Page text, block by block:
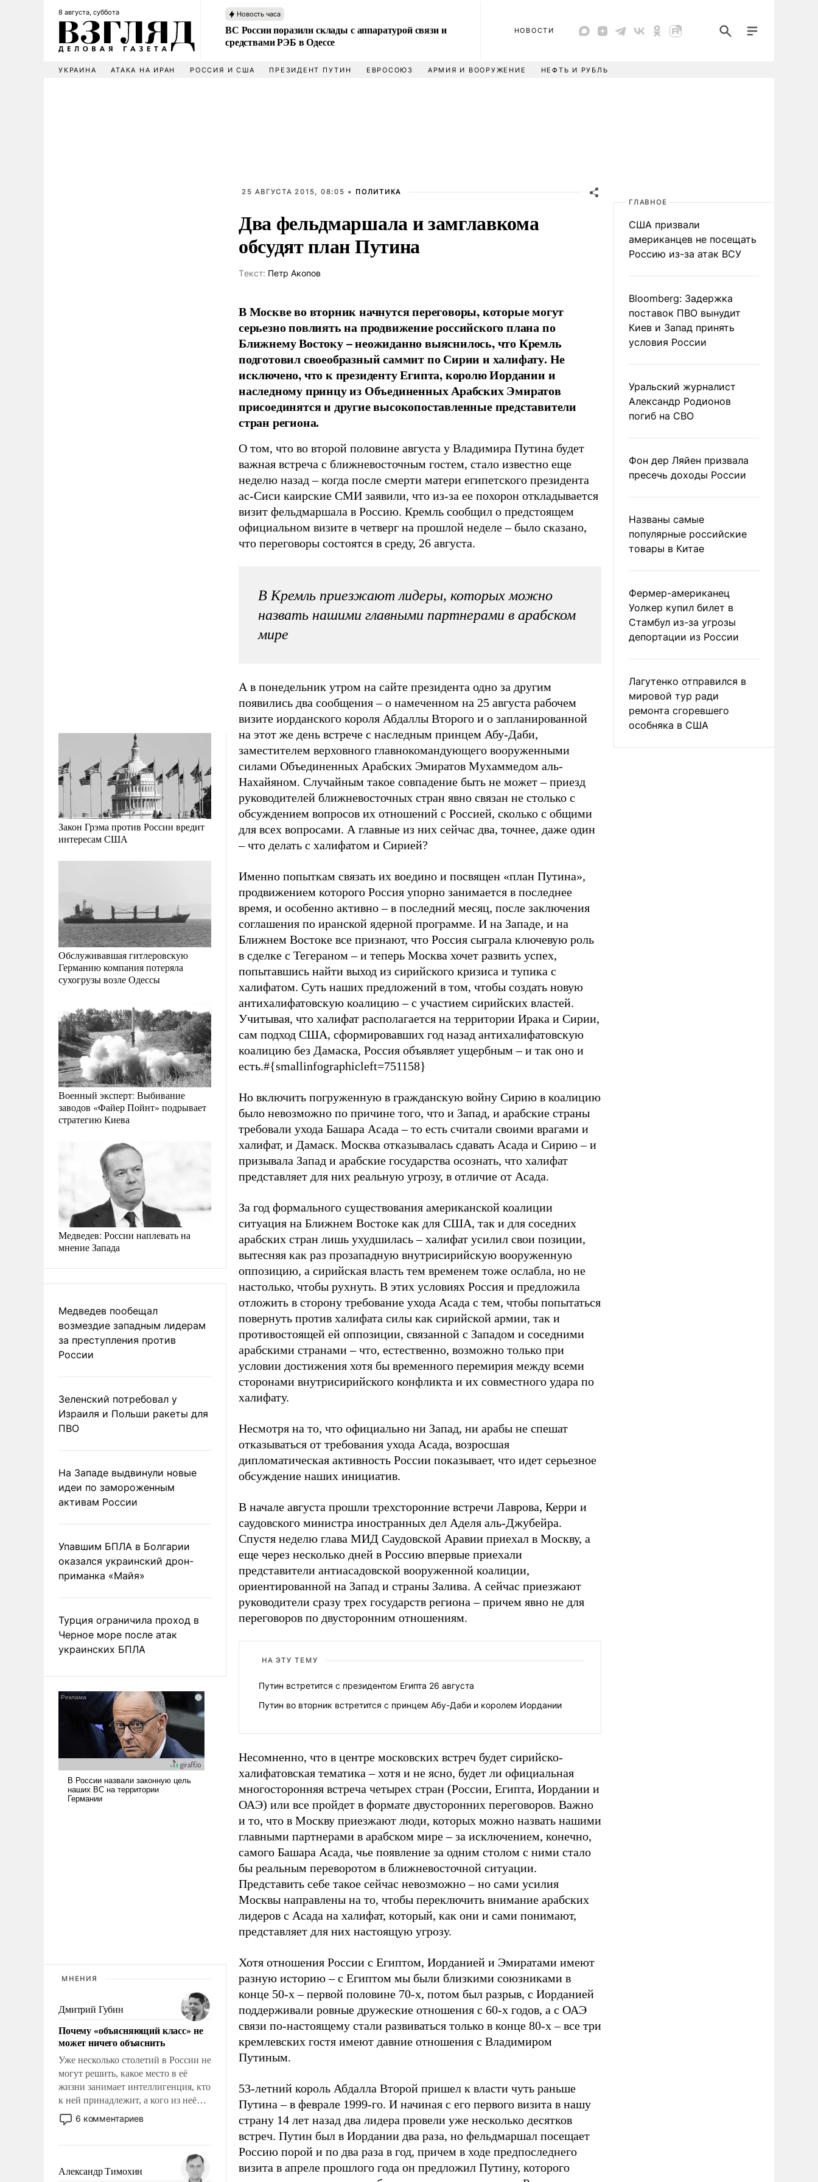
8 августа, суббота Новость часа
ВС России поразили склады с аппаратурой связи и
средствами РЭБ в Одессе
НОВОСТИ
УКРАИНА АТАКА НА ИРАН РОССИЯ И США ПРЕЗИДЕНТ ПУТИН ЕВРОСОЮЗ АРМИЯ И ВООРУЖЕНИЕ НЕФТЬ И РУБЛЬ
Закон Грэма против России вредит
интересам США
Обслуживавшая гитлеровскую
Германию компания потеряла
сухогрузы возле Одессы
Военный эксперт: Выбивание
заводов «Файер Пойнт» подрывает
стратегию Киева
Медведев: России наплевать на
мнение Запада
Медведев пообещал
возмездие западным лидерам
за преступления против
России
Зеленский потребовал у
Израиля и Польши ракеты для
ПВО
На Западе выдвинули новые
идеи по замороженным
активам России
Упавшим БПЛА в Болгарии
оказался украинский дрон-
приманка «Майя»
Турция ограничила проход в
Черное море после атак
украинских БПЛА
МНЕНИЯ
Дмитрий Губин
Почему «объясняющий класс» не
может ничего объяснить
Уже несколько столетий в России не
могут решить, какое место в её
жизни занимает интеллигенция, кто
к ней принадлежит, а кого из неё
исключили с правом
восстановления и без оного. И чем
казалось, что эти вопросы решены
6 комментариев
Александр Тимохин
25 АВГУСТА 2015, 08:05 • ПОЛИТИКА
Два фельдмаршала и замглавкома
обсудят план Путина
Tекст: Петр Акопов
В Москве во вторник начнутся переговоры, которые могут
серьезно повлиять на продвижение российского плана по
Ближнему Востоку – неожиданно выяснилось, что Кремль
подготовил своеобразный саммит по Сирии и халифату. Не
исключено, что к президенту Египта, королю Иордании и
наследному принцу из Объединенных Арабских Эмиратов
присоединятся и другие высокопоставленные представители
стран региона.
О том, что во второй половине августа у Владимира Путина будет
важная встреча с ближневосточным гостем, стало известно еще
неделю назад – когда после смерти матери египетского президента
ас-Сиси каирские СМИ заявили, что из-за ее похорон откладывается
визит фельдмаршала в Россию. Кремль сообщил о предстоящем
официальном визите в четверг на прошлой неделе – было сказано,
что переговоры состоятся в среду, 26 августа.
В Кремль приезжают лидеры, которых можно
назвать нашими главными партнерами в арабском
мире
А в понедельник утром на сайте президента одно за другим
появились два сообщения – о намеченном на 25 августа рабочем
визите иорданского короля Абдаллы Второго и о запланированной
на этот же день встрече с наследным принцем Абу-Даби,
заместителем верховного главнокомандующего вооруженными
силами Объединенных Арабских Эмиратов Мухаммедом аль-
Нахайяном. Случайным такое совпадение быть не может – приезд
руководителей ближневосточных стран явно связан не столько с
обсуждением вопросов их отношений с Россией, сколько с общими
для всех вопросами. А главные из них сейчас два, точнее, даже один
– что делать с халифатом и Сирией?
Именно попыткам связать их воедино и посвящен «план Путина»,
продвижением которого Россия упорно занимается в последнее
время, и особенно активно – в последний месяц, после заключения
соглашения по иранской ядерной программе. И на Западе, и на
Ближнем Востоке все признают, что Россия сыграла ключевую роль
в сделке с Тегераном – и теперь Москва хочет развить успех,
попытавшись найти выход из сирийского кризиса и тупика с
халифатом. Суть наших предложений в том, чтобы создать новую
антихалифатовскую коалицию – с участием сирийских властей.
Учитывая, что халифат располагается на территории Ирака и Сирии,
сам подход США, сформировавших год назад антихалифатовскую
коалицию без Дамаска, Россия объявляет ущербным – и так оно и
есть.#{smallinfographicleft=751158}
Но включить погруженную в гражданскую войну Сирию в коалицию
было невозможно по причине того, что и Запад, и арабские страны
требовали ухода Башара Асада – то есть считали своими врагами и
халифат, и Дамаск. Москва отказывалась сдавать Асада и Сирию – и
призывала Запад и арабские государства осознать, что халифат
представляет для них реальную угрозу, в отличие от Асада.
За год формального существования американской коалиции
ситуация на Ближнем Востоке как для США, так и для соседних
арабских стран лишь ухудшилась – халифат усилил свои позиции,
вытесняя как раз прозападную внутрисирийскую вооруженную
оппозицию, а сирийская власть тем временем тоже ослабла, но не
настолько, чтобы рухнуть. В этих условиях Россия и предложила
отложить в сторону требование ухода Асада с тем, чтобы попытаться
повернуть против халифата силы как сирийской армии, так и
противостоящей ей оппозиции, связанной с Западом и соседними
арабскими странами – что, естественно, возможно только при
условии достижения хотя бы временного перемирия между всеми
сторонами внутрисирийского конфликта и их совместного удара по
халифату.
Несмотря на то, что официально ни Запад, ни арабы не спешат
отказываться от требования ухода Асада, возросшая
дипломатическая активность России показывает, что идет серьезное
обсуждение наших инициатив.
В начале августа прошли трехсторонние встречи Лаврова, Керри и
саудовского министра иностранных дел Аделя аль-Джубейра.
Спустя неделю глава МИД Саудовской Аравии приехал в Москву, а
еще через несколько дней в Россию впервые приехали
представители антиасадовской вооруженной коалиции,
ориентированной на Запад и страны Залива. А сейчас приезжают
руководители сразу трех государств региона – причем явно не для
переговоров по двусторонним отношениям.
НА ЭТУ ТЕМУ
Путин встретится с президентом Египта 26 августа
Путин во вторник встретится с принцем Абу-Даби и королем Иордании
Несомненно, что в центре московских встреч будет сирийско-
халифатовская тематика – хотя и не ясно, будет ли официальная
многосторонняя встреча четырех стран (России, Египта, Иордании и
ОАЭ) или все пройдет в формате двусторонних переговоров. Важно
и то, что в Москву приезжают люди, которых можно назвать нашими
главными партнерами в арабском мире – за исключением, конечно,
самого Башара Асада, чье появление за одним столом с ними стало
бы реальным переворотом в ближневосточной ситуации.
Представить себе такое сейчас невозможно – но сами усилия
Москвы направлены на то, чтобы переключить внимание арабских
лидеров с Асада на халифат, который, как они и сами понимают,
представляет для них настоящую угрозу.
Хотя отношения России с Египтом, Иорданией и Эмиратами имеют
разную историю – с Египтом мы были близкими союзниками в
конце 50-х – первой половине 70-х, потом был разрыв, с Иорданией
поддерживали ровные дружеские отношения с 60-х годов, а с ОАЭ
связи по-настоящему стали развиваться только в конце 80-х – все три
кремлевских гостя имеют давние отношения с Владимиром
Путиным.
53-летний король Абдалла Второй пришел к власти чуть раньше
Путина – в феврале 1999-го. И начиная с его первого визита в нашу
страну 14 лет назад два лидера провели уже несколько десятков
встреч. Путин был в Иордании два раза, но фельдмаршал посещает
Россию порой и по два раза в год, причем в ходе предпоследнего
визита в апреле прошлого года он предложил Путину, которого
ГЛАВНОЕ
США призвали
американцев не посещать
Россию из-за атак ВСУ
Bloomberg: Задержка
поставок ПВО вынудит
Киев и Запад принять
условия России
Уральский журналист
Александр Родионов
погиб на СВО
Фон дер Ляйен призвала
пресечь доходы России
Названы самые
популярные российские
товары в Китае
Фермер-американец
Уолкер купил билет в
Стамбул из-за угрозы
депортации из России
Лагутенко отправился в
мировой тур ради
ремонта сгоревшего
особняка в США